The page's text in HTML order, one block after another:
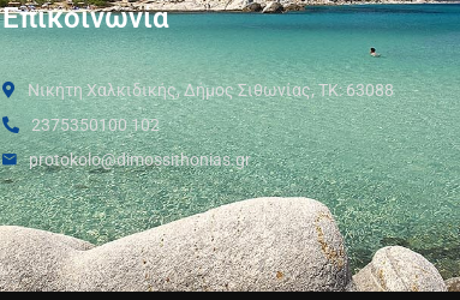
Επικοινωνία
Νικήτη Χαλκιδικής, Δήμος Σιθωνίας, ΤΚ: 63088
2375350100 102
protokolo@dimossithonias.gr